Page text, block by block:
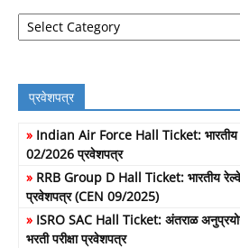
Job
Filter
प्रवेशपत्र
» Indian Air Force Hall Ticket: भारतीय
02/2026 प्रवेशपत्र
» RRB Group D Hall Ticket: भारतीय रेल्वे-
प्रवेशपत्र (CEN 09/2025)
» ISRO SAC Hall Ticket: अंतराळ
भरती परीक्षा प्रवेशपत्र